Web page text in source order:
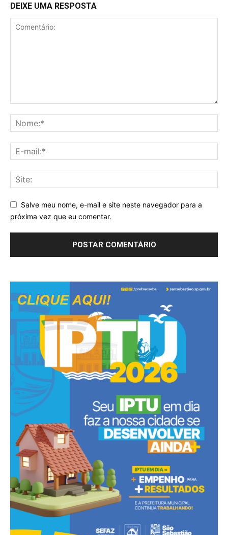
DEIXE UMA RESPOSTA
Salve meu nome, e-mail e site neste navegador para a
próxima vez que eu comentar.